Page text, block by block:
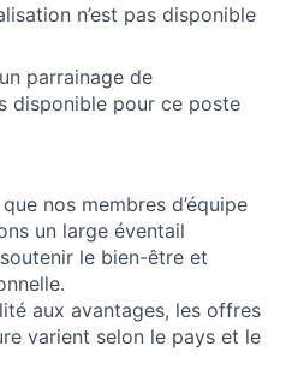
n’est pas disponible
parrainage de
disponible pour ce poste
nos membres d’équipe
un large éventail
le bien-être et
aux avantages, les offres
varient selon le pays et le